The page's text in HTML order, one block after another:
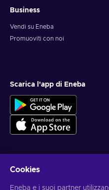
Business
Vendi su Eneba
Promuoviti con noi
Scarica l'app di Eneba
Ottieni offerte di gioco
Cookies
Eneba e i suoi partner